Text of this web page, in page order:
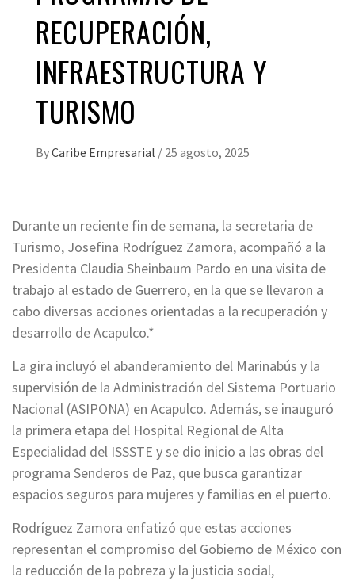
RECUPERACIÓN,
INFRAESTRUCTURA Y
TURISMO
ByCaribe Empresarial / 25 agosto, 2025
Durante un reciente fin de semana, la secretaria de
Turismo, Josefina Rodríguez Zamora, acompañó a la
Presidenta Claudia Sheinbaum Pardo en una visita de
trabajo al estado de Guerrero, en la que se llevaron a
cabo diversas acciones orientadas a la recuperación y
desarrollo de Acapulco.*
La gira incluyó el abanderamiento del Marinabús y la
supervisión de la Administración del Sistema Portuario
Nacional (ASIPONA) en Acapulco. Además, se inauguró
la primera etapa del Hospital Regional de Alta
Especialidad del ISSSTE y se dio inicio a las obras del
programa Senderos de Paz, que busca garantizar
espacios seguros para mujeres y familias en el puerto.
Rodríguez Zamora enfatizó que estas acciones
representan el compromiso del Gobierno de México con
la reducción de la pobreza y la justicia social,